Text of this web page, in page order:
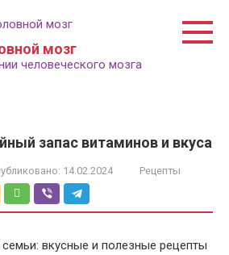
мозг
человеческого мозга
запас витаминов и вкуса
14.02.2024 Рецепты